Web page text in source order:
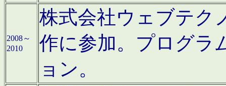
2008～
2010
株式会社ウェブテク
作に参加。プログラ
ョン。